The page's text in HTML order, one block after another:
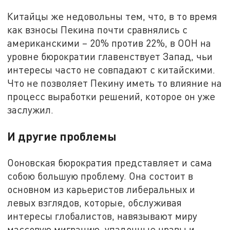
Китайцы же недовольны тем, что, в то время
как взносы Пекина почти сравнялись с
американскими – 20% против 22%, в ООН на
уровне бюрократии главенствует Запад, чьи
интересы часто не совпадают с китайскими.
Что не позволяет Пекину иметь то влияние на
процесс выработки решений, которое он уже
заслужил.
И другие проблемы
Ооновская бюрократия представляет и сама
собою большую проблему. Она состоит в
основном из карьеристов либеральных и
левых взглядов, которые, обслуживая
интересы глобалистов, навязывают миру